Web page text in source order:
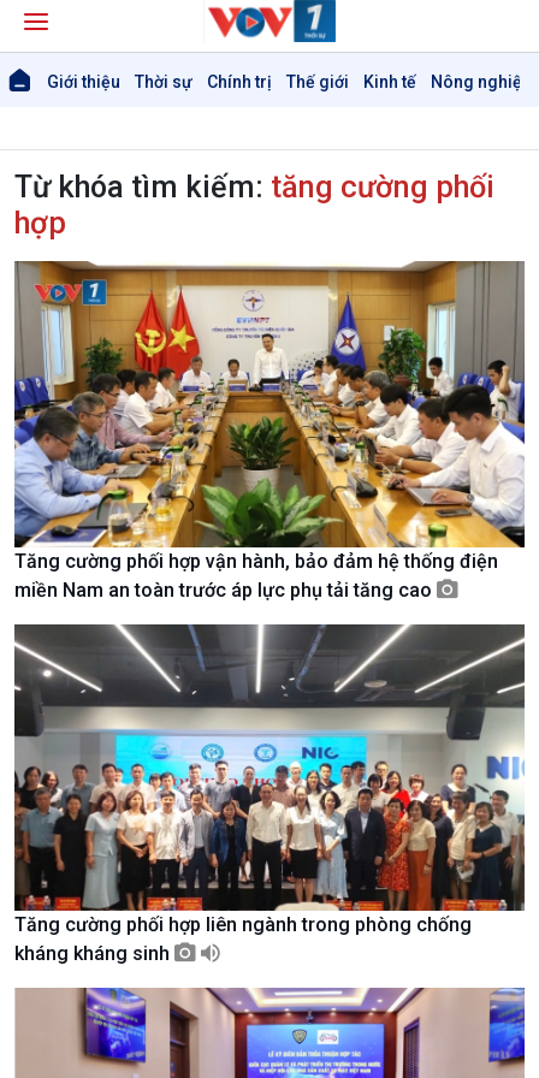
Giới thiệu Thời sự Chính trị Thế giới Kinh tế Nông nghiệp
Giới thiệu
Thời sự
Thời sự 6h
Thời sự 12h
Thời sự 18h
Thời sự 21h30
Bản tin
Chuyên mục
Theo dòng Thời sự
Từ khóa tìm kiếm: tăng cường phối
hợp
Tăng cường phối hợp vận hành, bảo đảm hệ thống điện
miền Nam an toàn trước áp lực phụ tải tăng cao
Tăng cường phối hợp liên ngành trong phòng chống
kháng kháng sinh